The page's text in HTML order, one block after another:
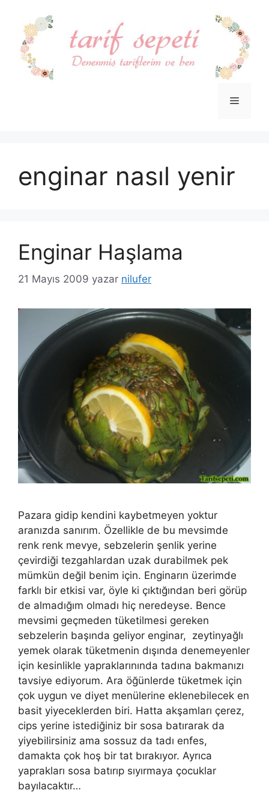
Menü
enginar nasıl yenir
Enginar Haşlama
21 Mayıs 2009 yazar nilufer
Pazara gidip kendini kaybetmeyen yoktur
aranızda sanırım. Özellikle de bu mevsimde
renk renk mevye, sebzelerin şenlik yerine
çevirdiği tezgahlardan uzak durabilmek pek
mümkün değil benim için. Enginarın üzerimde
farklı bir etkisi var, öyle ki çıktığından beri görüp
de almadığım olmadı hiç neredeyse. Bence
mevsimi geçmeden tüketilmesi gereken
sebzelerin başında geliyor enginar, zeytinyağlı
yemek olarak tüketmenin dışında denemeyenler
için kesinlikle yapraklarınında tadına bakmanızı
tavsiye ediyorum. Ara öğünlerde tüketmek için
çok uygun ve diyet menülerine eklenebilecek en
basit yiyeceklerden biri. Hatta akşamları çerez,
cips yerine istediğiniz bir sosa batırarak da
yiyebilirsiniz ama sossuz da tadı enfes,
damakta çok hoş bir tat bırakıyor. Ayrıca
yaprakları sosa batırıp sıyırmaya çocuklar
bayılacaktır…